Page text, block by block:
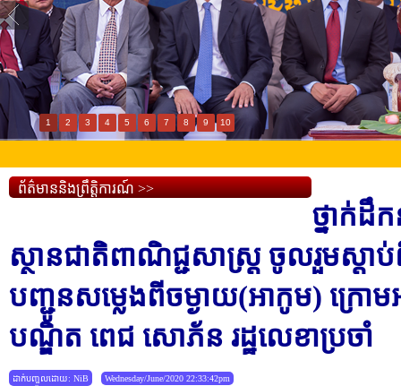
1 2 3 4 5 6 7 8 9 10
ព័ត៌មាននិងព្រឹត្តិការណ៍ >>
ថ្នាក់ដឹក
ស្ថានជាតិពាណិជ្ជសាស្រ្ត ចូលរួមស្
បញ្ជូនសម្លេងពីចម្ងាយ(អាកូម) ក្រោ
បណ្ឌិត ពេជ សោភ័ន រដ្ឋលេខាប្រចាំ
ដាក់បញ្ចូលដោយ: NiB Wednesday/June/2020 22:33:42pm